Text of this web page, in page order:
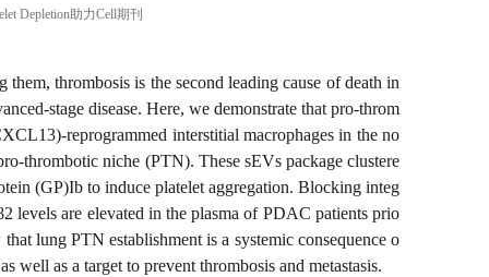
thrombosis is the second leading cause of death in
stage disease. Here, we demonstrate that pro-throm
reprogrammed interstitial macrophages in the no
thrombotic niche (PTN). These sEVs package clustere
(GP)Ib to induce platelet aggregation. Blocking integ
levels are elevated in the plasma of PDAC patients prio
lung PTN establishment is a systemic consequence o
well as a target to prevent thrombosis and metastasis.